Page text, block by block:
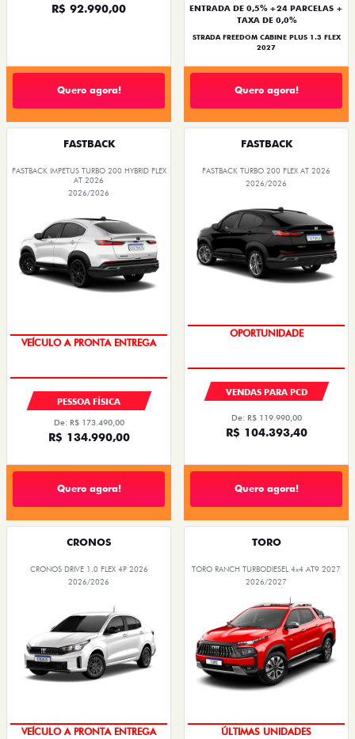
R$ 92.990,00
Quero agora!
ENTRADA DE 0,5% +24 PARCELAS +
TAXA DE 0,0%
STRADA FREEDOM CABINE PLUS 1.3 FLEX
2027
Quero agora!
FASTBACK
FASTBACK IMPETUS TURBO 200 HYBRID FLEX
AT 2026
2026/2026
GRANDE CHANCE FIAT
PESSOA FÍSICA
De: R$ 173.490,00
R$ 134.990,00
Quero agora!
FASTBACK
FASTBACK TURBO 200 FLEX AT 2026
2026/2026
VENDAS PARA PCD
De: R$ 119.990,00
R$ 104.393,40
Quero agora!
CRONOS
CRONOS DRIVE 1.0 FLEX 4P 2026
2026/2026
SUPER VALORIZAÇÃO USADO
TORO
TORO RANCH TURBODIESEL 4x4 AT9 2027
2026/2027
GRANDE CHANCE FIAT